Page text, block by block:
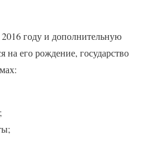
году и дополнительную
его рождение, государство